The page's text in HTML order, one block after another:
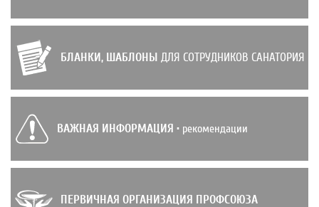
БЛАНКИ, ШАБЛОНЫ ДЛЯ СОТРУДНИКОВ САНАТОРИЯ
ВАЖНАЯ ИНФОРМАЦИЯ • рекомендации
ПЕРВИЧНАЯ ОРГАНИЗАЦИЯ ПРОФСОЮЗА